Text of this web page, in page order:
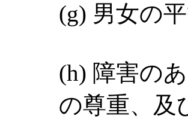
(g) 男女の
(h) 障害の
の尊重、及